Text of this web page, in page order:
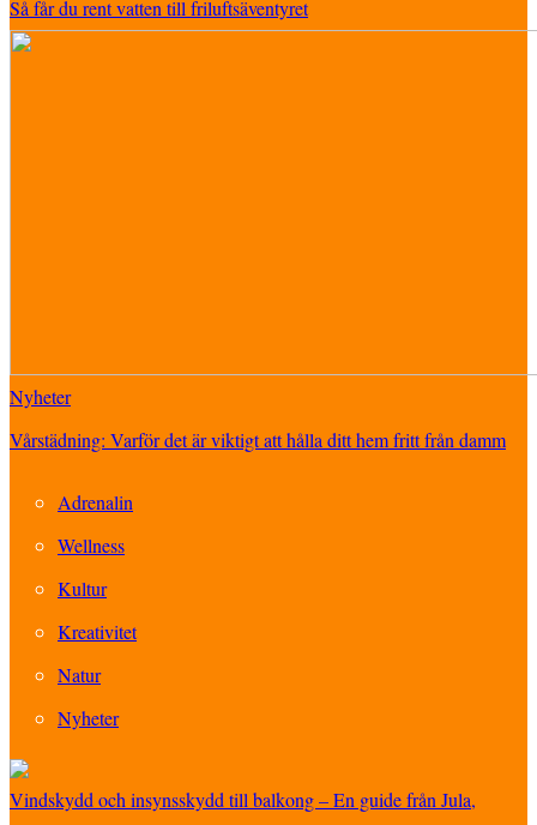
Så får du rent vatten till friluftsäventyret
Nyheter
Vårstädning: Varför det är viktigt att hålla ditt hem fritt från damm
Adrenalin
Wellness
Kultur
Kreativitet
Natur
Nyheter
Vindskydd och insynsskydd till balkong – En guide från Jula,